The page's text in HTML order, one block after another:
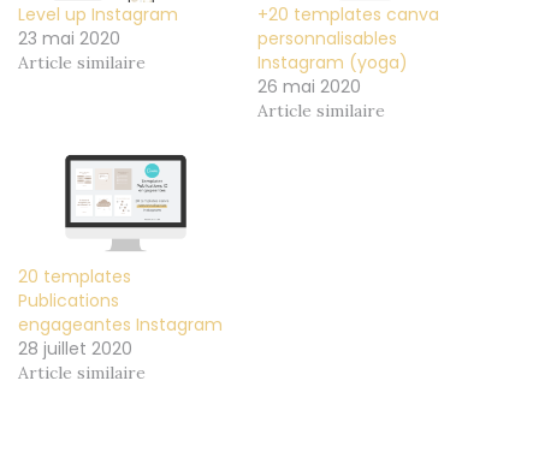
Level up Instagram
23 mai 2020
Article similaire
+20 templates canva
personnalisables
Instagram (yoga)
26 mai 2020
Article similaire
20 templates
Publications
engageantes Instagram
28 juillet 2020
Article similaire